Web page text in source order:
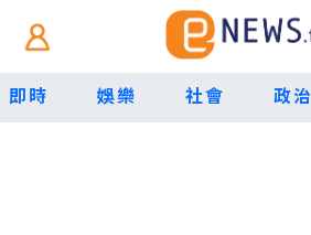
即時 娛樂 社會 政治